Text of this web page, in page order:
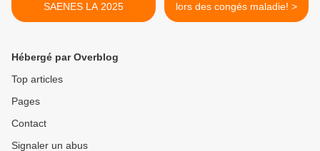
SAENES LA 2025
lors des congés maladie! >
Hébergé par Overblog
Top articles
Pages
Contact
Signaler un abus